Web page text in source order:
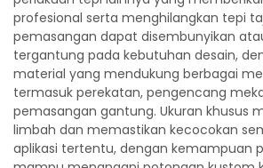
profesional serta menghilangkan tepi
pemasangan dapat disembunyikan
tergantung pada kebutuhan desain,
material yang mendukung berbagai
termasuk perekatan, pengencang
pemasangan gantung. Ukuran khusus
limbah dan memastikan kecocokan
aplikasi tertentu, dengan kemampuan